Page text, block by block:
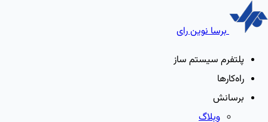
برسا نوین رای
پلتفرم سیستم ساز
راه‌کارها
برسانش
وبلاگ